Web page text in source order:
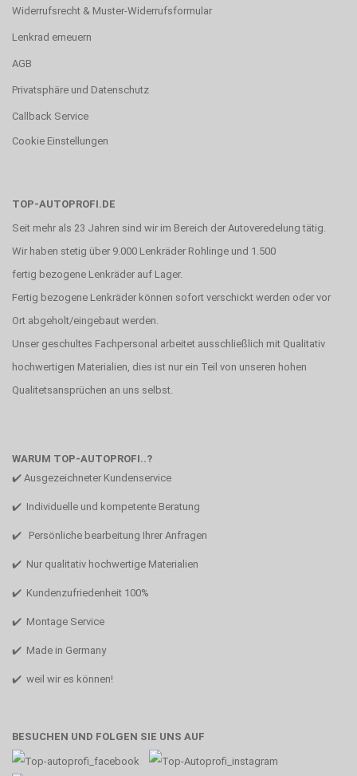
Widerrufsrecht & Muster-Widerrufsformular
Lenkrad erneuern
AGB
Privatsphäre und Datenschutz
Callback Service
Cookie Einstellungen
TOP-AUTOPROFI.DE
Seit mehr als 23 Jahren sind wir im Bereich der Autoveredelung tätig.
Wir haben stetig über 9.000 Lenkräder Rohlinge und 1.500
fertig bezogene Lenkräder auf Lager.
Fertig bezogene Lenkräder können sofort verschickt werden oder vor
Ort abgeholt/eingebaut werden.
Unser geschultes Fachpersonal arbeitet ausschließlich mit Qualitativ
hochwertigen Materialien, dies ist nur ein Teil von unseren hohen
Qualitetsansprüchen an uns selbst.
WARUM TOP-AUTOPROFI..?
✔️ Ausgezeichneter Kundenservice
✔️ Individuelle und kompetente Beratung
✔️ Persönliche bearbeitung Ihrer Anfragen
✔️ Nur qualitativ hochwertige Materialien
✔️ Kundenzufriedenheit 100%
✔️ Montage Service
✔️ Made in Germany
✔️ weil wir es können!
BESUCHEN UND FOLGEN SIE UNS AUF